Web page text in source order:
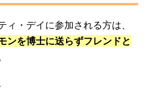
・デイに参加される方は、
ンを博士に送らずフレンドと